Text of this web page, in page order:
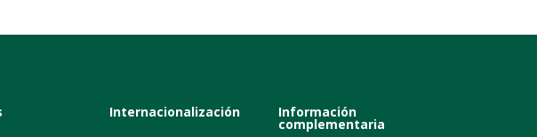
Internacionalización Información
complementaria